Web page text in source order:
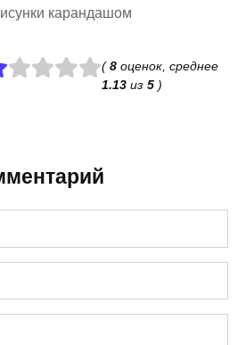
карандашом
(8оценок, среднее
1.13из 5)